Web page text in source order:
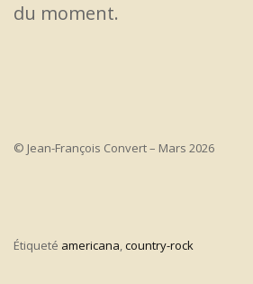
du moment.
© Jean-François Convert – Mars 2026
Étiqueté americana,country-rock